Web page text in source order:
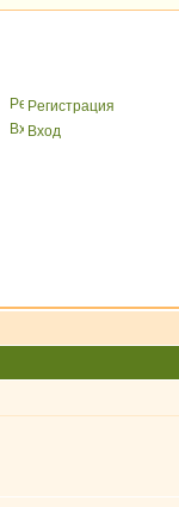
Peгиcтрaция
Вхoд